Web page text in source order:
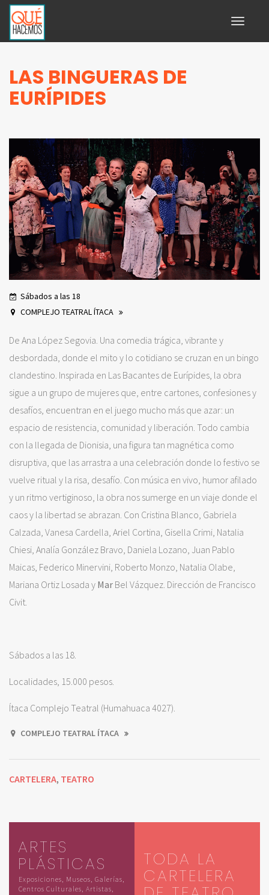
Toggle
LAS BINGUERAS DE
EURÍPIDES
Sábados a las 18
COMPLEJO TEATRAL ÍTACA
De Ana López Segovia. Una comedia trágica, vibrante y
desbordada, donde el mito y lo cotidiano se cruzan en un bingo
clandestino. Inspirada en Las Bacantes de Eurípides, la obra
sigue a un grupo de mujeres que, entre cartones, confesiones y
desafíos, encuentran en el juego mucho más que azar: un
espacio de resistencia, comunidad y liberación. Todo cambia
con la llegada de Dionisia, una figura tan magnética como
disruptiva, que las arrastra a una celebración donde lo festivo se
vuelve ritual y la risa, desafío. Con música en vivo, humor afilado
y un ritmo vertiginoso, la obra nos sumerge en un viaje donde el
caos y la libertad se abrazan. Con Cristina Blanco, Gabriela
Calzada, Vanesa Cardella, Ariel Cortina, Gisella Crimi, Natalia
Chiesi, Analía González Bravo, Daniela Lozano, Juan Pablo
Maicas, Federico Minervini, Roberto Monzo, Natalia Olabe,
Mariana Ortiz Losada y Mar Bel Vázquez. Dirección de Francisco
Civit.
Sábados a las 18.
Localidades, 15.000 pesos.
Ítaca Complejo Teatral (Humahuaca 4027).
COMPLEJO TEATRAL ÍTACA
CARTELERA, TEATRO
ARTES
PLÁSTICAS
Exposiciones, Museos, Galerías,
Centros Culturales, Artistas,
TODA LA
CARTELERA